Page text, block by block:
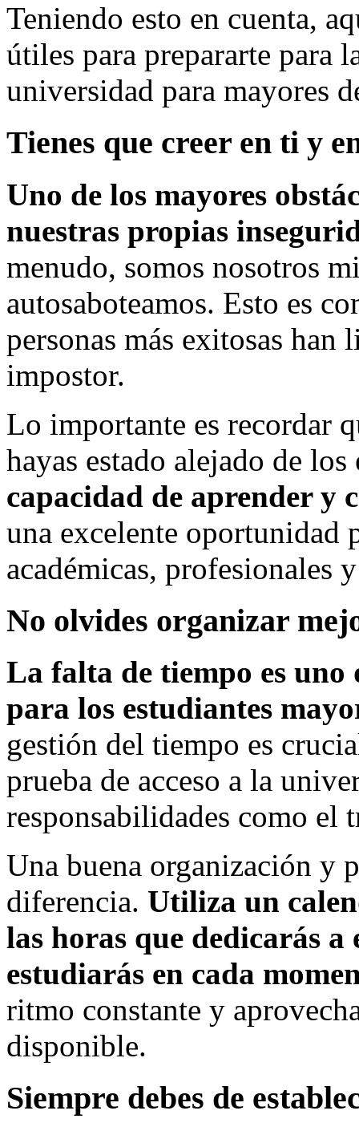
Teniendo esto en cuenta,
útiles para prepararte para
universidad para mayores
Tienes que creer en ti y
Uno de los mayores
nuestras propias
menudo, somos nosotros
autosaboteamos. Esto es
personas más exitosas
impostor.
Lo importante es recordar
hayas estado alejado de los
capacidad de aprender y
una excelente oportunidad
académicas, profesionales
No olvides organizar
La falta de tiempo es uno
para los estudiantes
gestión del tiempo es
prueba de acceso a la
responsabilidades como el
Una buena organización y
diferencia. Utiliza un
las horas que dedicarás
estudiarás en cada
ritmo constante y
disponible.
Siempre debes de